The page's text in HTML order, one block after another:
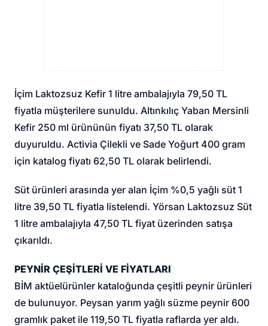
İçim Laktozsuz Kefir 1 litre ambalajıyla 79,50 TL
fiyatla müşterilere sunuldu. Altınkılıç Yaban Mersinli
Kefir 250 ml ürününün fiyatı 37,50 TL olarak
duyuruldu. Activia Çilekli ve Sade Yoğurt 400 gram
için katalog fiyatı 62,50 TL olarak belirlendi.
Süt ürünleri arasında yer alan İçim %0,5 yağlı süt 1
litre 39,50 TL fiyatla listelendi. Yörsan Laktozsuz Süt
1 litre ambalajıyla 47,50 TL fiyat üzerinden satışa
çıkarıldı.
PEYNİR ÇEŞİTLERİ VE FİYATLARI
BİM aktüelürünler kataloğunda çeşitli peynir ürünleri
de bulunuyor. Peysan yarım yağlı süzme peynir 600
gramlık paket ile 119,50 TL fiyatla raflarda yer aldı.